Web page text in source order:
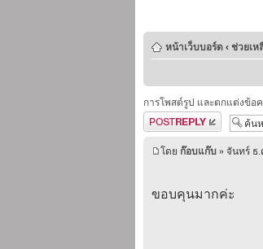
หน้าเว็บบอร์ด ‹ ช่วยเห
การโพสต์รูป และตกแต่งข้อ
ตอบกระทู้
โดย ก๊อบแก๊บ » จันทร์ ธ.
ขอบคุนมากค่ะ